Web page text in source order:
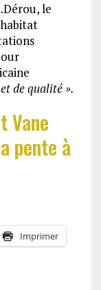
le
de qualité ».
Vane
pente à
Imprimer